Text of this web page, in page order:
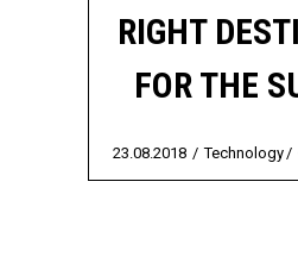
RIGHT
FOR THE
23.08.2018 Technology